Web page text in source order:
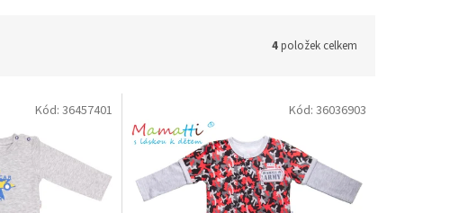
4položek celkem
Kód: 36457401 Kód: 36036903